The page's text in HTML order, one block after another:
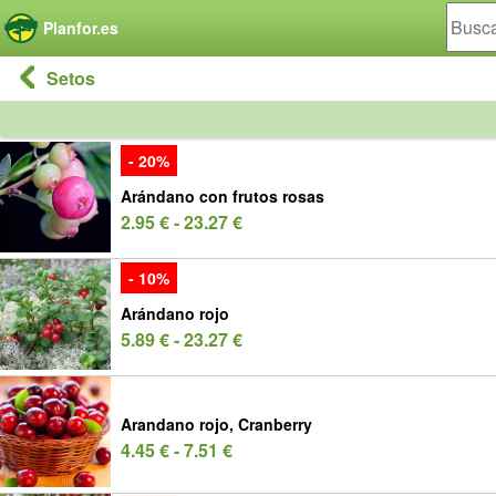
Planfor.es
Setos
- 20%
Arándano con frutos rosas
2.95 € - 23.27 €
- 10%
Arándano rojo
5.89 € - 23.27 €
Arandano rojo, Cranberry
4.45 € - 7.51 €
Panel de gestión de cookies